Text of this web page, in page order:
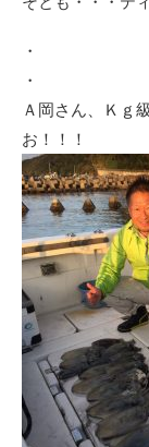
・
・
Ａ岡さん、Ｋｇ
お！！！